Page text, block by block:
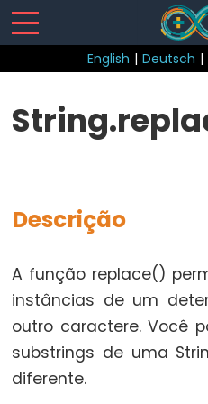
English | Deutsch |
Structure
break
continue
do...while
Descrição
A função replace()
instâncias de um
outro caractere. Você
substrings de uma
diferente.